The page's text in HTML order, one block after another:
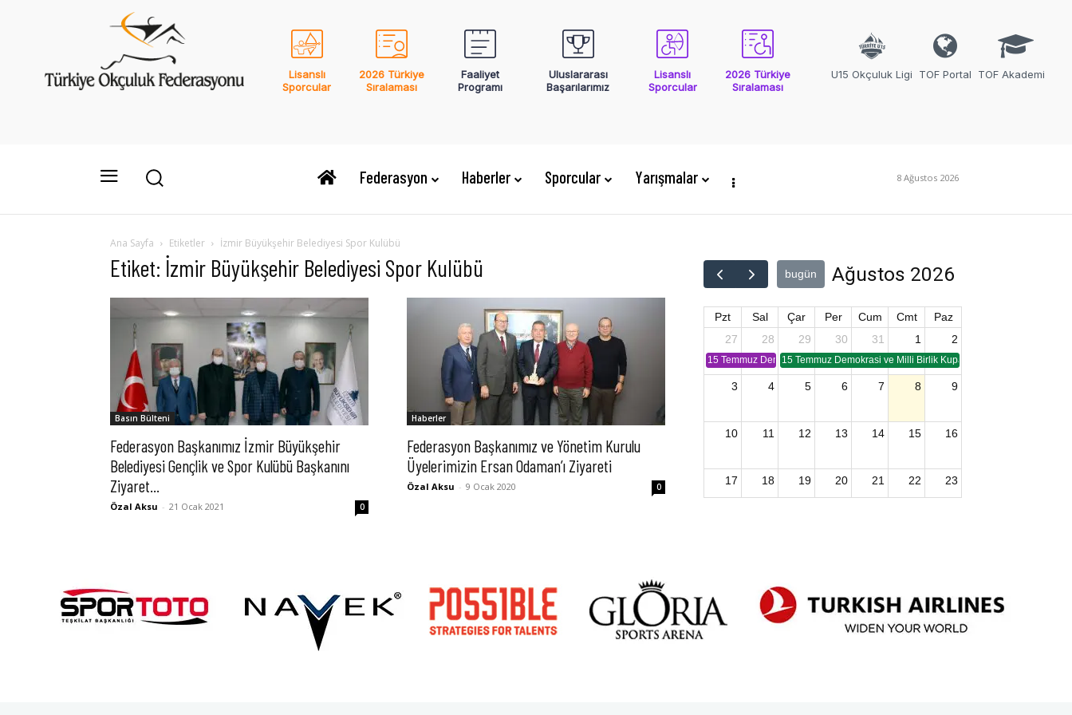
Lisanslı
Sporcular
2026 Türkiye
Sıralaması
Faaliyet
Programı
Uluslararası
Başarılarımız
Lisanslı
Sporcular
2026 Türkiye
Sıralaması
U15 Okçuluk Ligi TOF Portal TOF Akademi
Federasyon Haberler Sporcular Yarışmalar 8 Ağustos 2026
Ana Sayfa Etiketler İzmir Büyükşehir Belediyesi Spor Kulübü
Etiket: İzmir Büyükşehir Belediyesi Spor Kulübü
Basın Bülteni
Federasyon Başkanımız İzmir Büyükşehir
Belediyesi Gençlik ve Spor Kulübü Başkanını
Ziyaret...
Özal Aksu - 21 Ocak 2021 0
Haberler
Federasyon Başkanımız ve Yönetim Kurulu
Üyelerimizin Ersan Odaman’ı Ziyareti
Özal Aksu - 9 Ocak 2020 0
bugün Ağustos 2026
Pzt Sal Çar Per Cum Cmt
Paz
27
15 Temmuz Demokrasi ve Birlik Kupası (TSP -2)
28 29
15 Temmuz Demokrasi ve Milli Birlik Kupası 2. Ayak (TSP 2)
30 31 1 2
3 4 5 6 7 8 9
10 11 12 13 14 15 16
17 18 19 20 21 22 23